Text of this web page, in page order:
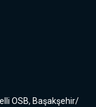
OSB, Başakşehir/